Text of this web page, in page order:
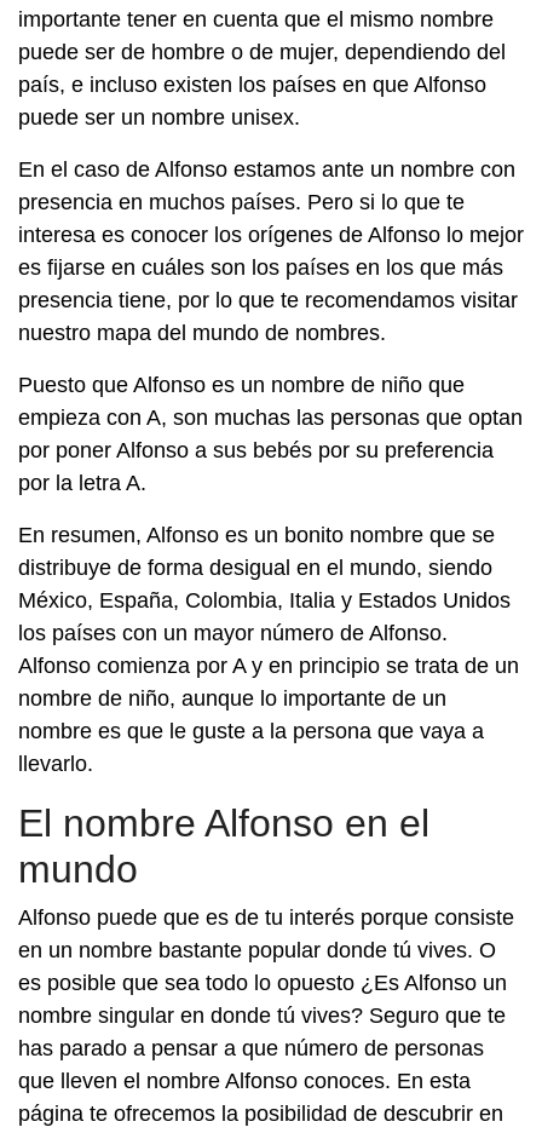
importante tener en cuenta que el mismo nombre
puede ser de hombre o de mujer, dependiendo del
país, e incluso existen los países en que Alfonso
puede ser un nombre unisex.
En el caso de Alfonso estamos ante un nombre con
presencia en muchos países. Pero si lo que te
interesa es conocer los orígenes de Alfonso lo mejor
es fijarse en cuáles son los países en los que más
presencia tiene, por lo que te recomendamos visitar
nuestro mapa del mundo de nombres.
Puesto que Alfonso es un nombre de niño que
empieza con A, son muchas las personas que optan
por poner Alfonso a sus bebés por su preferencia
por la letra A.
En resumen, Alfonso es un bonito nombre que se
distribuye de forma desigual en el mundo, siendo
México, España, Colombia, Italia y Estados Unidos
los países con un mayor número de Alfonso.
Alfonso comienza por A y en principio se trata de un
nombre de niño, aunque lo importante de un
nombre es que le guste a la persona que vaya a
llevarlo.
El nombre Alfonso en el
mundo
Alfonso puede que es de tu interés porque consiste
en un nombre bastante popular donde tú vives. O
es posible que sea todo lo opuesto ¿Es Alfonso un
nombre singular en donde tú vives? Seguro que te
has parado a pensar a que número de personas
que lleven el nombre Alfonso conoces. En esta
página te ofrecemos la posibilidad de descubrir en